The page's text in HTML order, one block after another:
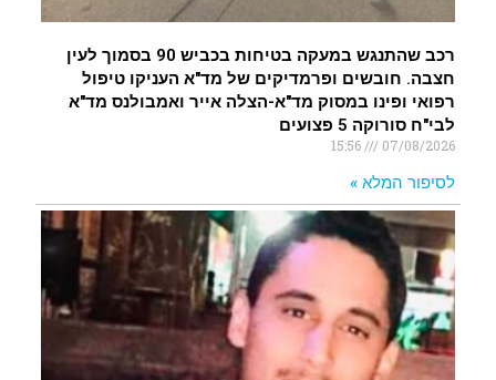
רכב שהתנגש במעקה בטיחות בכביש 90 בסמוך לעין
חצבה. חובשים ופרמדיקים של מד"א העניקו טיפול
רפואי ופינו במסוק מד"א-הצלה אייר ואמבולנס מד"א
לבי"ח סורוקה 5 פצועים
07/08/2026
15:56
לסיפור המלא »